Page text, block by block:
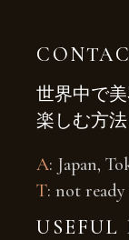
世界中で
楽しむ方
A: Japan,
T: not ready
USEFUL